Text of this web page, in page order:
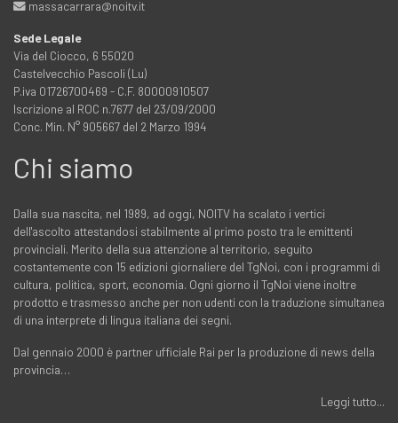
massacarrara@noitv.it
Sede Legale
Via del Ciocco, 6 55020
Castelvecchio Pascoli (Lu)
P.iva 01726700469 - C.F. 80000910507
Iscrizione al ROC n.7677 del 23/09/2000
Conc. Min. N° 905667 del 2 Marzo 1994
Chi siamo
Dalla sua nascita, nel 1989, ad oggi, NOITV ha scalato i vertici
dell'ascolto attestandosi stabilmente al primo posto tra le emittenti
provinciali. Merito della sua attenzione al territorio, seguito
costantemente con 15 edizioni giornaliere del TgNoi, con i programmi di
cultura, politica, sport, economia. Ogni giorno il TgNoi viene inoltre
prodotto e trasmesso anche per non udenti con la traduzione simultanea
di una interprete di lingua italiana dei segni.
Dal gennaio 2000 è partner ufficiale Rai per la produzione di news della
provincia…
Leggi tutto...